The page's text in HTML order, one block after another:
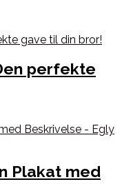
perfekte
Plakat med